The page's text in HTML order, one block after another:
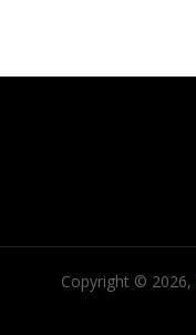
Copyright © 2026,